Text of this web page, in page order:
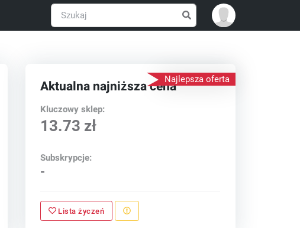
Najlepsza oferta
Aktualna najniższa cena
Kluczowy sklep:
13.73 zł
Subskrypcje:
-
Lista życzeń